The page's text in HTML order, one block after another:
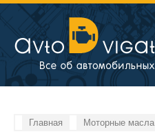
Главная Моторные масла